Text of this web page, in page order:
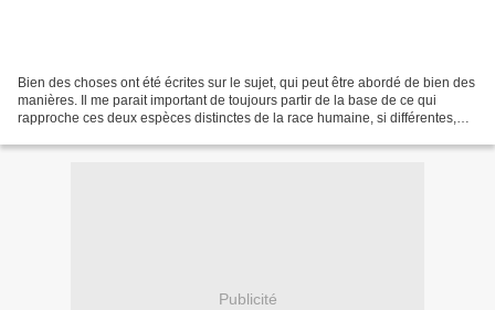
Bien des choses ont été écrites sur le sujet, qui peut être abordé de bien des
manières. Il me parait important de toujours partir de la base de ce qui
rapproche ces deux espèces distinctes de la race humaine, si différentes,
Publicité